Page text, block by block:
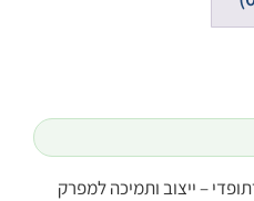
– ייצוב ותמיכה למפרק